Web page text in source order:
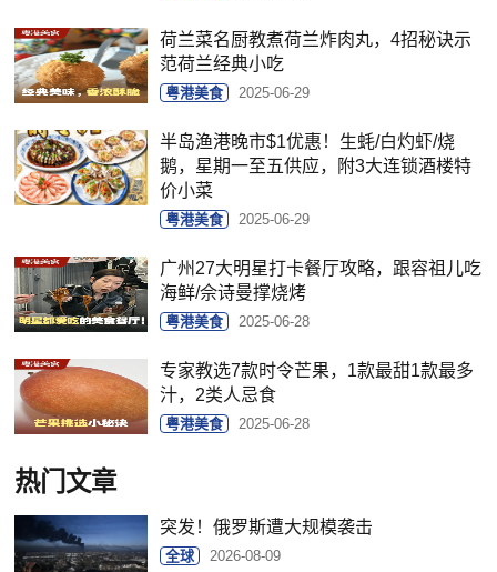
荷兰菜名厨教煮荷兰炸肉丸，4招秘诀示
范荷兰经典小吃
粤港美食 2025-06-29
半岛渔港晚市$1优惠！生蚝/白灼虾/烧
鹅，星期一至五供应，附3大连锁酒楼特
价小菜
粤港美食 2025-06-29
广州27大明星打卡餐厅攻略，跟容祖儿吃
海鲜/佘诗曼撑烧烤
粤港美食 2025-06-28
专家教选7款时令芒果，1款最甜1款最多
汁，2类人忌食
粤港美食 2025-06-28
热门文章
突发！俄罗斯遭大规模袭击
全球 2026-08-09